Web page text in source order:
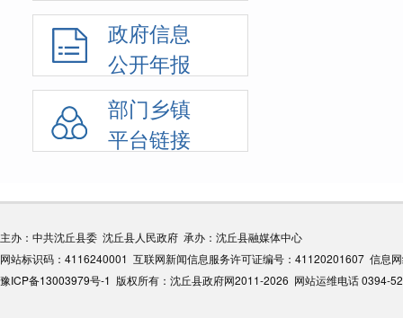
政府信息
公开年报
部门乡镇
平台链接
业升级改
效】
沈丘县
主办：中共沈丘县委 沈丘县人民政府 承办：沈丘县融媒体中心
网站标识码：4116240001 互联网新闻信息服务许可证编号：41120201607 信息
豫ICP备13003979号-1 版权所有：沈丘县政府网2011-2026 网站运维电话 0394-